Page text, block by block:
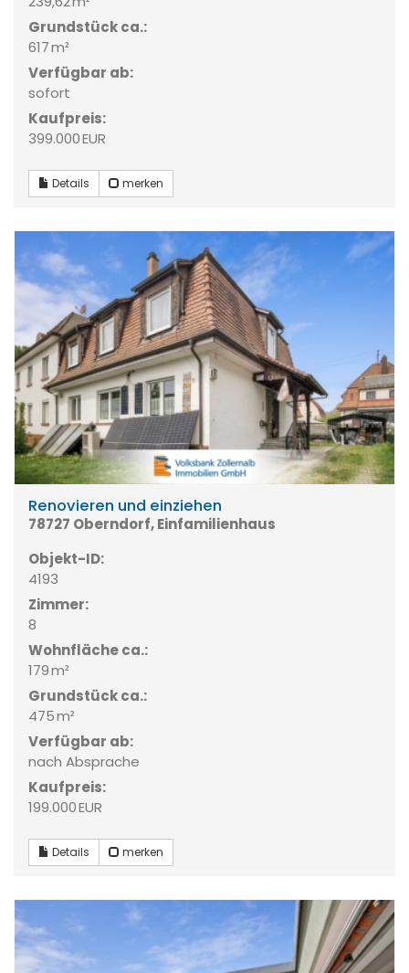
Grund­stück ca.:
617 m²
Verfügbar ab:
sofort
Kaufpreis:
399.000 EUR
Details merken
Renovieren und einziehen
78727 Oberndorf, Einfamilienhaus
Objekt-ID:
4193
Zimmer:
8
Wohnfläche ca.:
179 m²
Grund­stück ca.:
475 m²
Verfügbar ab:
nach Absprache
Kaufpreis:
199.000 EUR
Details merken